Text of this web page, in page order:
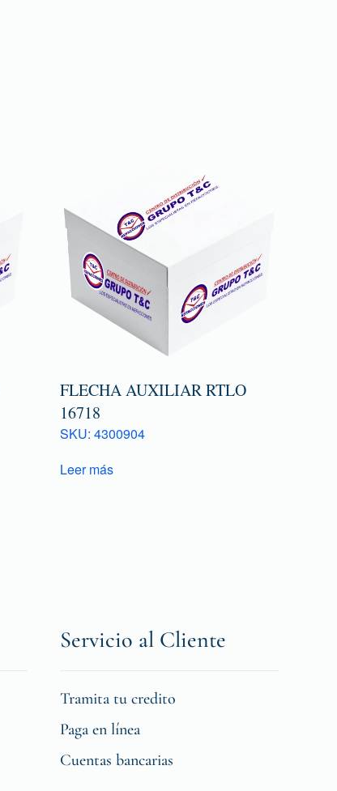
FLECHA AUXILIAR RTLO
16718
SKU: 4300904
Leer más
Servicio al Cliente
Tramita tu credito
Paga en línea
Cuentas bancarias